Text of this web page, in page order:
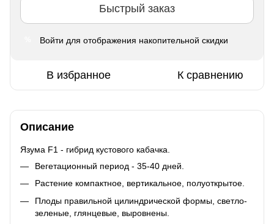
Быстрый заказ
Войти для отображения накопительной скидки
В избранное К сравнению
Описание
Язума F1 - гибрид кустового кабачка.
Вегетационный период - 35-40 дней.
Растение компактное, вертикальное, полуоткрытое.
Плоды правильной цилиндрической формы, светло-
зеленые, глянцевые, выровнены.